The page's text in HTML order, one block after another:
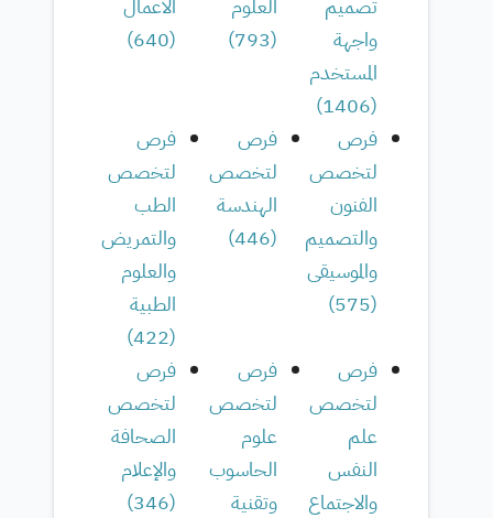
تصميم
واجهة
المستخدم
(
1406
)
العلوم
(
793
)
الأعمال
(
640
)
فرص
لتخصص
الفنون
والتصميم
والموسيقى
(
575
)
فرص
لتخصص
الهندسة
(
446
)
فرص
لتخصص
الطب
والتمريض
والعلوم
الطبية
(
422
)
فرص
لتخصص
علم
النفس
والاجتماع
فرص
لتخصص
علوم
الحاسوب
وتقنية
فرص
لتخصص
الصحافة
والإعلام
(
346
)